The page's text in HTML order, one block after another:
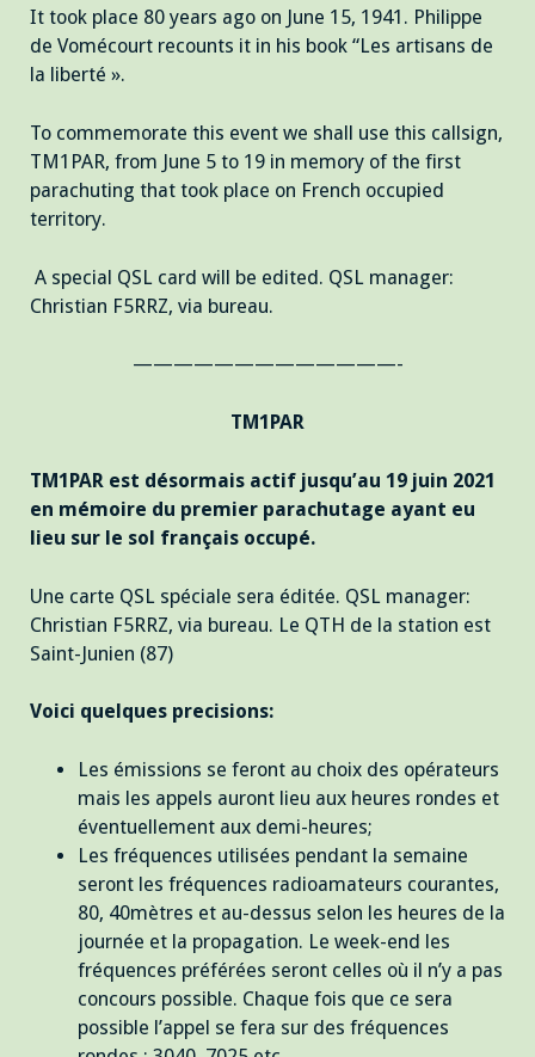
It took place 80 years ago on June 15, 1941. Philippe
de Vomécourt recounts it in his book “Les artisans de
la liberté ».
To commemorate this event we shall use this callsign,
TM1PAR, from June 5 to 19 in memory of the first
parachuting that took place on French occupied
territory.
A special QSL card will be edited. QSL manager:
Christian F5RRZ, via bureau.
—————————————-
TM1PAR
TM1PAR est désormais actif jusqu’au 19 juin 2021
en mémoire du premier parachutage ayant eu
lieu sur le sol français occupé.
Une carte QSL spéciale sera éditée. QSL manager:
Christian F5RRZ, via bureau. Le QTH de la station est
Saint-Junien (87)
Voici quelques precisions:
Les émissions se feront au choix des opérateurs
mais les appels auront lieu aux heures rondes et
éventuellement aux demi-heures;
Les fréquences utilisées pendant la semaine
seront les fréquences radioamateurs courantes,
80, 40mètres et au-dessus selon les heures de la
journée et la propagation. Le week-end les
fréquences préférées seront celles où il n’y a pas
concours possible. Chaque fois que ce sera
possible l’appel se fera sur des fréquences